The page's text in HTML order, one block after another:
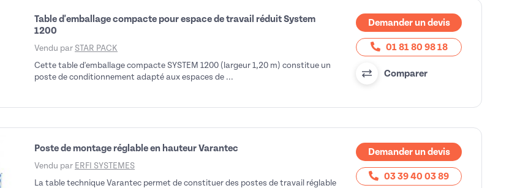
Table d'emballage compacte pour espace de travail réduit System
1200
Vendu par STAR PACK
Cette table d'emballage compacte SYSTEM 1200 (largeur 1,20 m) constitue un
poste de conditionnement adapté aux espaces de ...
Demander un devis
01 81 80 98 18
Comparer
Poste de montage réglable en hauteur Varantec
Vendu par ERFI SYSTEMES
La table technique Varantec permet de constituer des postes de travail réglable
Demander un devis
03 39 40 03 89